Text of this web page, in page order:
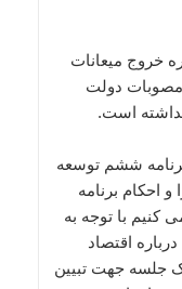
خروج میعانات
دولت
است.
ششم توسعه
و احکام برنامه
کنیم با توجه به
در 29 جلسه ای درباره اقتصاد
جلسه جهت تبیین